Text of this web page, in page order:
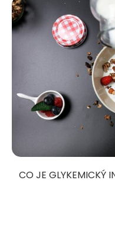
CO JE GLYKEMICKÝ